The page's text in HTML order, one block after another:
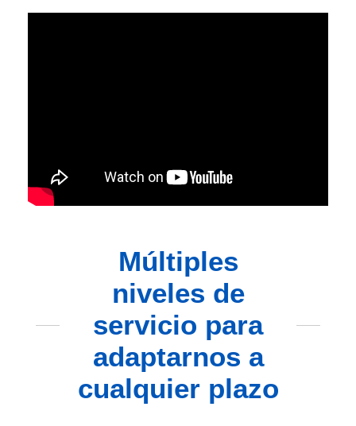
Múltiples
niveles de
servicio para
adaptarnos a
cualquier plazo